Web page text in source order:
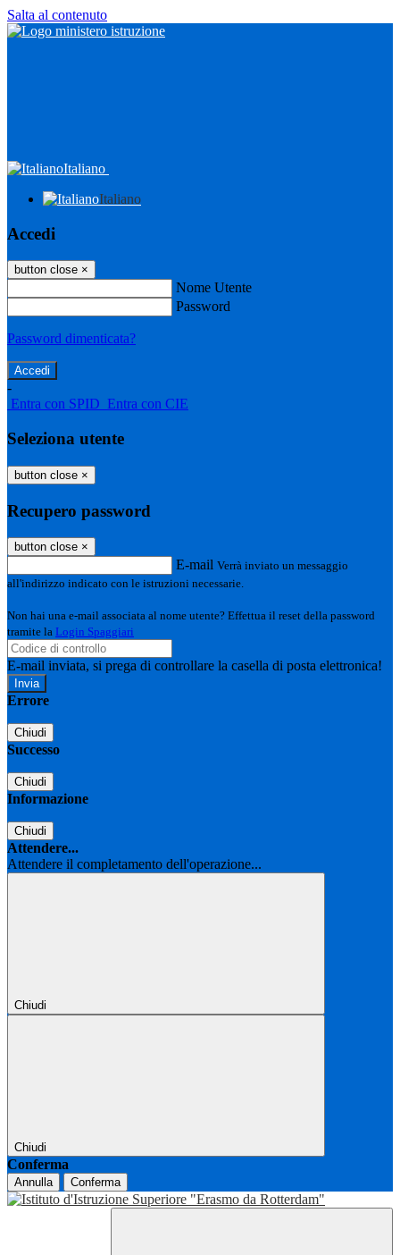
Salta al contenuto
Italiano
Italiano
Accedi
button close ×
Nome Utente
Password
Password dimenticata?
-
Entra con SPID Entra con CIE
Seleziona utente
button close ×
Recupero password
button close ×
E-mail Verrà inviato un messaggio
all'indirizzo indicato con le istruzioni necessarie.
Non hai una e-mail associata al nome utente? Effettua il reset della password
tramite la Login Spaggiari
E-mail inviata, si prega di controllare la casella di posta elettronica!
Errore
Chiudi
Successo
Chiudi
Informazione
Chiudi
Attendere...
Attendere il completamento dell'operazione...
Chiudi
Chiudi
Conferma
Annulla Conferma